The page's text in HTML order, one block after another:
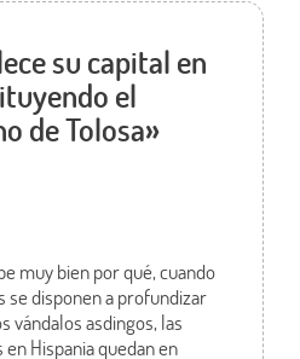
su capital en
el
de Tolosa»
muy bien por qué, cuando
se disponen a profundizar
vándalos asdingos, las
Hispania quedan en